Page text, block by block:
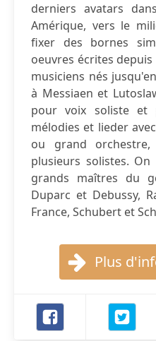
derniers avatars
Amérique, vers le
fixer des bornes
oeuvres écrites
musiciens nés
à Messiaen et
pour voix soliste et
mélodies et lieder
ou grand
plusieurs solistes.
grands maîtres du
Duparc et Debussy,
France, Schubert et
Plus